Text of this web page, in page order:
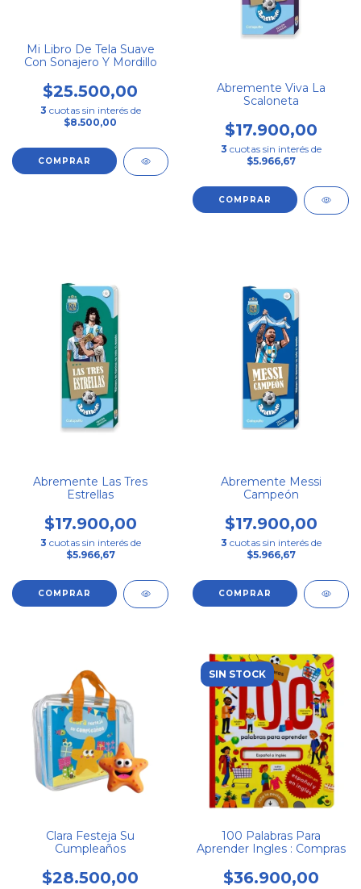
Mi Libro De Tela Suave
Con Sonajero Y Mordillo
$25.500,00
3 cuotas sin interés de
$8.500,00
Abremente Viva La
Scaloneta
$17.900,00
3 cuotas sin interés de
$5.966,67
Abremente Las Tres
Estrellas
$17.900,00
3 cuotas sin interés de
$5.966,67
Abremente Messi
Campeón
$17.900,00
3 cuotas sin interés de
$5.966,67
Clara Festeja Su
Cumpleaños
$28.500,00
SIN STOCK
100 Palabras Para
Aprender Ingles : Compras
$36.900,00